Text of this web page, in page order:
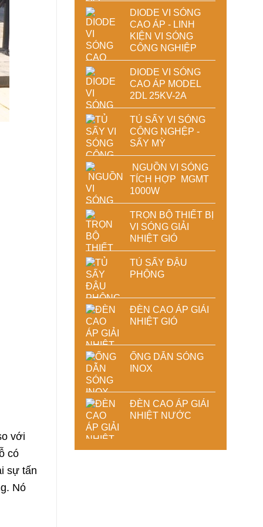
với
có
sự tấn
Nó
DIODE VI SÓNG
CAO ÁP - LINH
KIỆN VI SÓNG
CÔNG NGHIỆP
DIODE VI SÓNG
CAO ÁP MODEL
2DL 25KV-2A
TỦ SẤY VI SÓNG
CÔNG NGHỆP -
SẤY MỲ
NGUỒN VI SÓNG
TÍCH HỢP MGMT
1000W
TRỌN BỘ THIẾT BỊ
VI SÓNG GIẢI
NHIỆT GIÓ
TỦ SẤY ĐẬU
PHỘNG
ĐÈN CAO ÁP GIẢI
NHIỆT GIÓ
ỐNG DẪN SÓNG
INOX
ĐÈN CAO ÁP GIẢI
NHIỆT NƯỚC